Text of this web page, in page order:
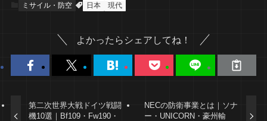
ミサイル・防空 日本 現代
よかったらシェアしてね！
第二次世界大戦ドイツ戦闘
機10選｜Bf109・Fw190・
NECの防衛事業とは｜ソナ
ー・UNICORN・豪州輸